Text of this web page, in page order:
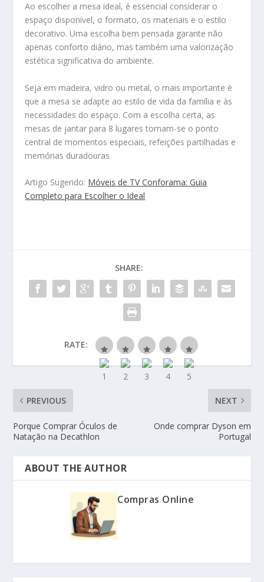
Ao escolher a mesa ideal, é essencial considerar o
espaço disponível, o formato, os materiais e o estilo
decorativo. Uma escolha bem pensada garante não
apenas conforto diário, mas também uma valorização
estética significativa do ambiente.
Seja em madeira, vidro ou metal, o mais importante é
que a mesa se adapte ao estilo de vida da família e às
necessidades do espaço. Com a escolha certa, as
mesas de jantar para 8 lugares tornam-se o ponto
central de momentos especiais, refeições partilhadas e
memórias duradouras.
Artigo Sugerido: Móveis de TV Conforama: Guia
Completo para Escolher o Ideal
SHARE:
RATE:
PREVIOUS
Porque Comprar Óculos de
Natação na Decathlon
NEXT
Onde comprar Dyson em
Portugal
ABOUT THE AUTHOR
Compras Online